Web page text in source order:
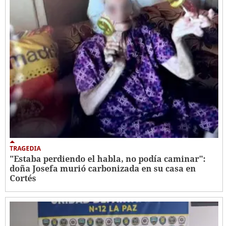
TRAGEDIA
"Estaba perdiendo el habla, no podía caminar":
doña Josefa murió carbonizada en su casa en
Cortés